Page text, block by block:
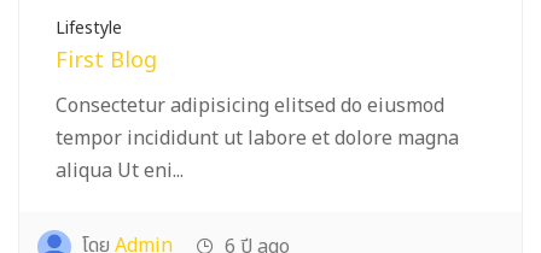
Lifestyle
First Blog
Consectetur adipisicing elitsed do eiusmod
tempor incididunt ut labore et dolore magna
aliqua Ut eni...
โดย Admin 6 ปี ago